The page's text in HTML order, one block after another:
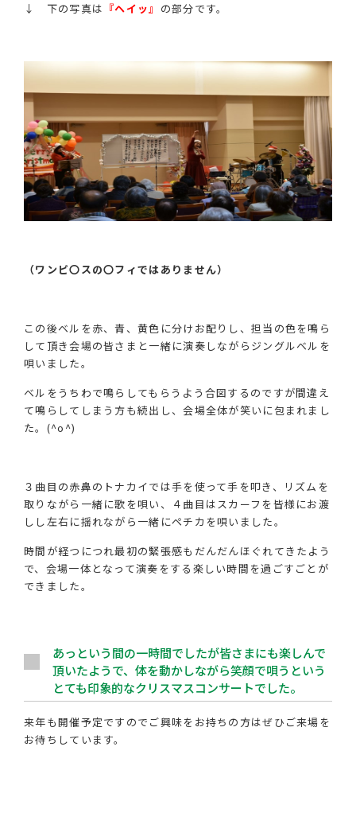
↓ 下の写真は 『ヘイッ』 の部分です。
（ワンピ〇スの〇フィではありません）
この後ベルを赤、青、黄色に分けお配りし、担当の色を鳴ら
して頂き会場の皆さまと一緒に演奏しながらジングルベルを
唄いました。
ベルをうちわで鳴らしてもらうよう合図するのですが間違え
て鳴らしてしまう方も続出し、会場全体が笑いに包まれまし
た。(^o^)
３曲目の赤鼻のトナカイでは手を使って手を叩き、リズムを
取りながら一緒に歌を唄い、４曲目はスカーフを皆様にお渡
しし左右に揺れながら一緒にペチカを唄いました。
時間が経つにつれ最初の緊張感もだんだんほぐれてきたよう
で、会場一体となって演奏をする楽しい時間を過ごすごとが
できました。
あっという間の一時間でしたが皆さまにも楽しんで
頂いたようで、体を動かしながら笑顔で唄うという
とても印象的なクリスマスコンサートでした。
来年も開催予定ですのでご興味をお持ちの方はぜひご来場を
お待ちしています。